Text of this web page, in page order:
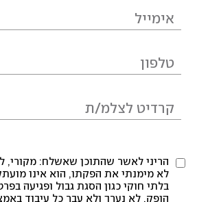
הריני לאשר שהתוכן שאשלח: מקורי,
לא מימנתי את הפקתו, הוא אינו
בלתי חוקי כגון הסגת גבול ופגיעה
הופק, לא נערך ולא עבר כל עיבוד